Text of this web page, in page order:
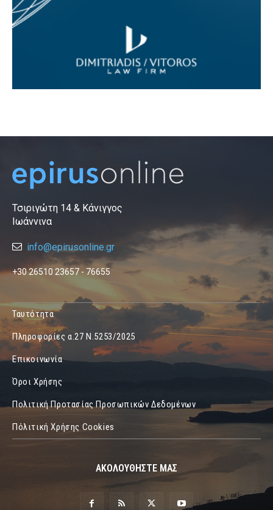
Τσιριγώτη 14 & Κάνιγγος
Ιωάννινα
info@epirusonline.gr
+30 26510 23657 - 76655
Ταυτότητα
Πληροφορίες α.27 Ν.5253/2025
Επικοινωνία
Όροι Χρήσης
Πολιτική Προτασίας Προσωπικών Δεδομένων
Πόλιτική Χρήσης Cookies
ΑΚΟΛΟΥΘΗΣΤΕ ΜΑΣ